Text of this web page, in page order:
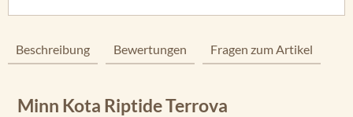
Beschreibung Bewertungen Fragen zum Artikel
Minn Kota Riptide Terrova